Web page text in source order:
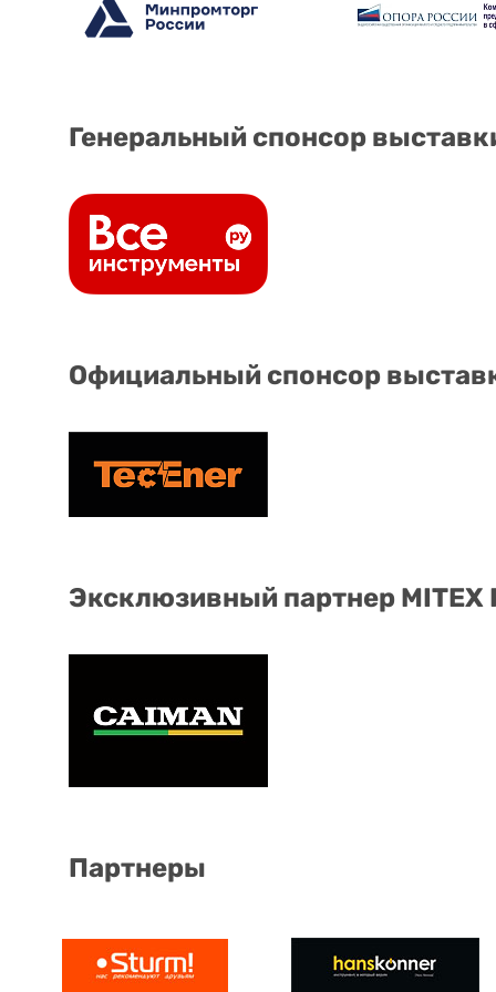
Генеральный спонсор
Официальный спонсор
Эксклюзивный партнер
Партнеры